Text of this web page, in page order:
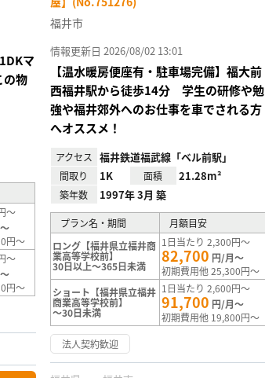
マ
の物
～
円～
～
円～
福井市
情報更新日 2026/08/02 13:01
【温水暖房便座有・駐車場完備】福大前
西福井駅から徒歩14分 学生の研修や勉
強や福井郊外へのお仕事を車でされる方
へオススメ！
アクセス 福井鉄道福武線「ベル前駅」
間取り 1K 面積 21.28m²
築年数 1997年 3月 築
プラン名・期間
月額目安
ロング【福井県立福井商
業高等学校前】
30日以上～365日未満
1日当たり 2,300円～
82,700 円/月～
初期費用他 25,300円～
ショート【福井県立福井
商業高等学校前】
～30日未満
1日当たり 2,600円～
91,700 円/月～
初期費用他 19,800円～
法人契約歓迎